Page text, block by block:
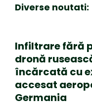
Diverse noutati:
Infiltrare fără
dronă
încărcată cu
accesat
Germania